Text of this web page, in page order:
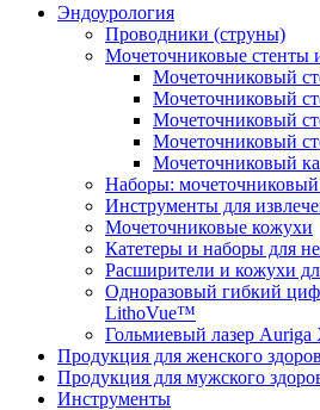
Эндоурология
Проводники (струны)
Мочеточниковые стенты
Мочеточниковый
Мочеточниковый
Мочеточниковый
Мочеточниковый
Мочеточниковый
Наборы:
Инструменты для
Мочеточниковые кожухи
Катетеры и наборы для
Расширители и кожухи
Одноразовый гибкий
LithoVue™
Гольмиевый лазер Auriga
Продукция для женского
Продукция для мужского
Инструменты